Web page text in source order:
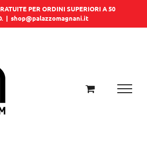
PER ORDINI SUPERIORI A 50
| shop@palazzomagnani.it